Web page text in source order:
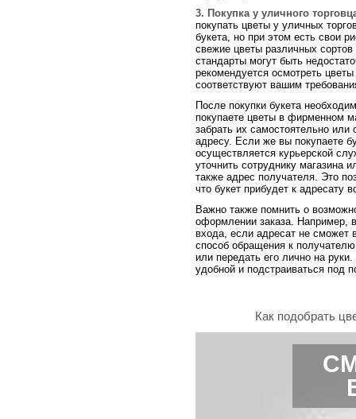
3. Покупка у уличного
покупать цветы у уличных
букета, но при этом есть свои
свежие цветы различных
стандарты могут быть
рекомендуется осмотреть
соответствуют вашим
После покупки букета
покупаете цветы в фирменном
забрать их самостоятельно
адресу. Если же вы покупаете
осуществляется курьерской
уточнить сотруднику магазина
также адрес получателя. Это
что букет прибудет к адресату
Важно также помнить о
оформлении заказа. Например,
входа, если адресат не сможет
способ обращения к
или передать его лично на
удобной и подстраиваться под
Как подобрать